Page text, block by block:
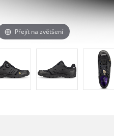
Přejít na zvětšení